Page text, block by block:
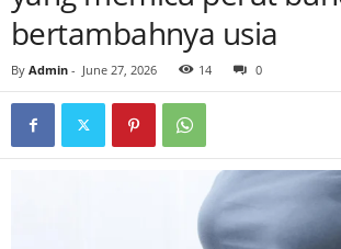
bertambahnya usia
By Admin - June 27, 2026 14 0